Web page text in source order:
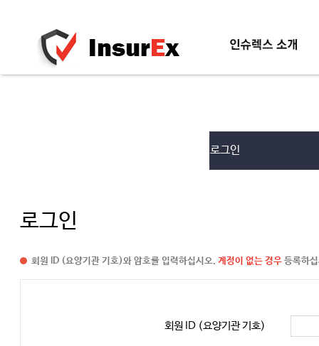
신청방법
로그인
로그인
회원 ID (요양기관 기호)와 암호를 입력하십시오. 계정이 없는 경우등록하
회원 ID (요양기관 기호)